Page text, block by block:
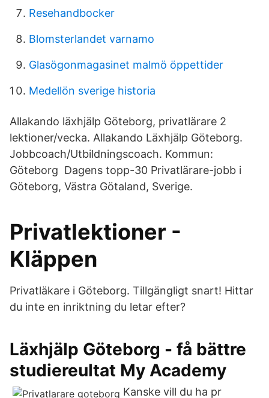
Resehandbocker
Blomsterlandet varnamo
Glasögonmagasinet malmö öppettider
Medellön sverige historia
Allakando läxhjälp Göteborg, privatlärare 2
lektioner/vecka. Allakando Läxhjälp Göteborg.
Jobbcoach/Utbildningscoach. Kommun:
Göteborg Dagens topp-30 Privatlärare-jobb i
Göteborg, Västra Götaland, Sverige.
Privatlektioner -
Kläppen
Privatläkare i Göteborg. Tillgängligt snart! Hittar
du inte en inriktning du letar efter?
Läxhjälp Göteborg - få bättre
studiereultat My Academy
Kanske vill du ha pr